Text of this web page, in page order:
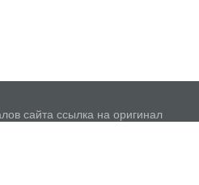
сайта ссылка на оригинал